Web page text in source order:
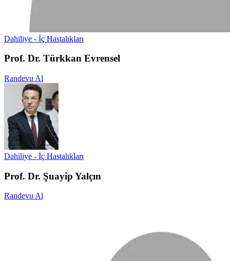
Dahiliye - İç Hastalıkları
Prof. Dr. Türkkan Evrensel
Randevu Al
Dahiliye - İç Hastalıkları
Prof. Dr. Şuayip Yalçın
Randevu Al